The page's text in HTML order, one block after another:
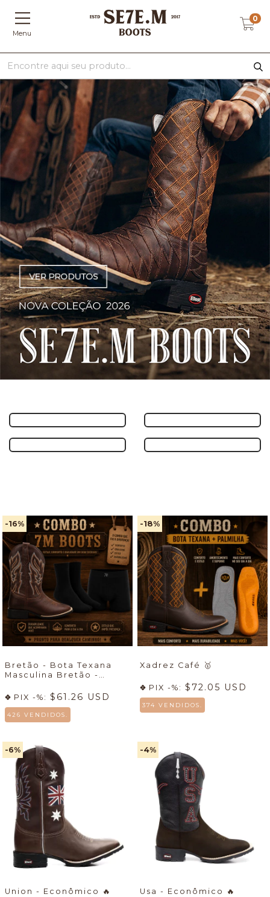
Menu
0
-16%
Bretão - Bota Texana
Masculina Bretão -
Cueca🔥
PIX -%: $61.26 USD
426 VENDIDOS.
-18%
Xadrez Café 🥇
PIX -%: $72.05 USD
374 VENDIDOS.
-6%
Union - Econômico 🔥
-4%
Usa - Econômico 🔥